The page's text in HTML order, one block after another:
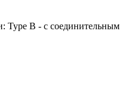
Type B - с соединительным